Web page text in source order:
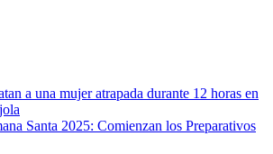
a una mujer atrapada durante 12 horas en
Santa 2025: Comienzan los Preparativos